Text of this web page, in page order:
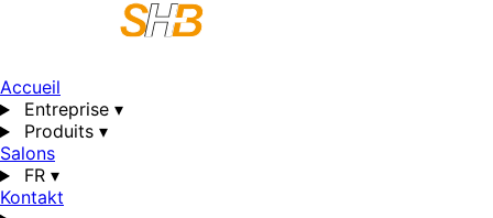
Accueil
Entreprise ▾
Produits ▾
Salons
FR ▾
Kontakt